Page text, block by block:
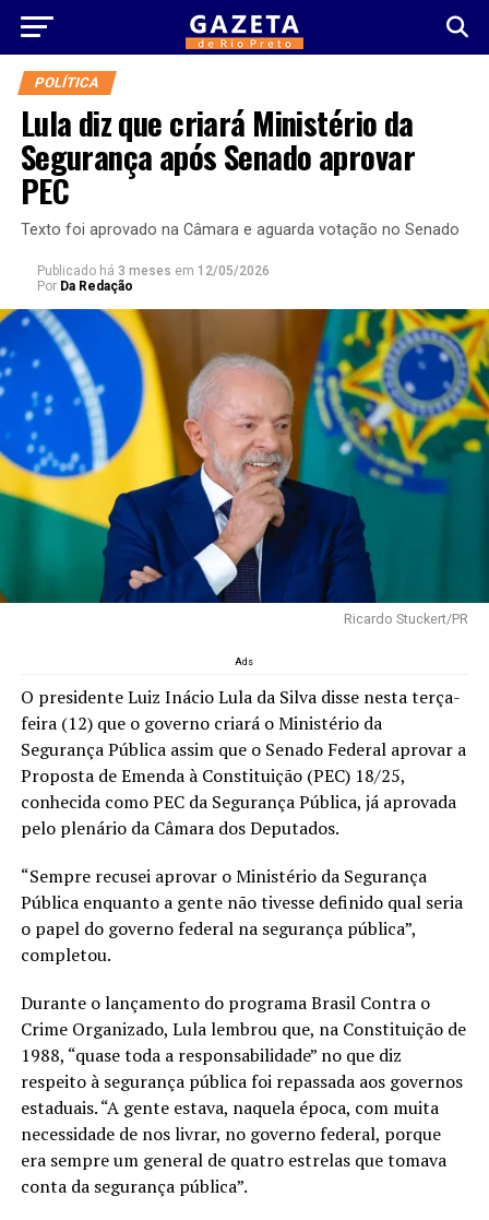
POLÍTICA
Lula diz que criará Ministério da
Segurança após Senado aprovar
PEC
Texto foi aprovado na Câmara e aguarda votação no Senado
Publicado há 3 meses em 12/05/2026
Por Da Redação
Ricardo Stuckert/PR
Ads
O presidente Luiz Inácio Lula da Silva disse nesta terça-
feira (12) que o governo criará o Ministério da
Segurança Pública assim que o Senado Federal aprovar a
Proposta de Emenda à Constituição (PEC) 18/25,
conhecida como PEC da Segurança Pública, já aprovada
pelo plenário da Câmara dos Deputados.
“Sempre recusei aprovar o Ministério da Segurança
Pública enquanto a gente não tivesse definido qual seria
o papel do governo federal na segurança pública”,
completou.
Durante o lançamento do programa Brasil Contra o
Crime Organizado, Lula lembrou que, na Constituição de
1988, “quase toda a responsabilidade” no que diz
respeito à segurança pública foi repassada aos governos
estaduais. “A gente estava, naquela época, com muita
necessidade de nos livrar, no governo federal, porque
era sempre um general de quatro estrelas que tomava
conta da segurança pública”.